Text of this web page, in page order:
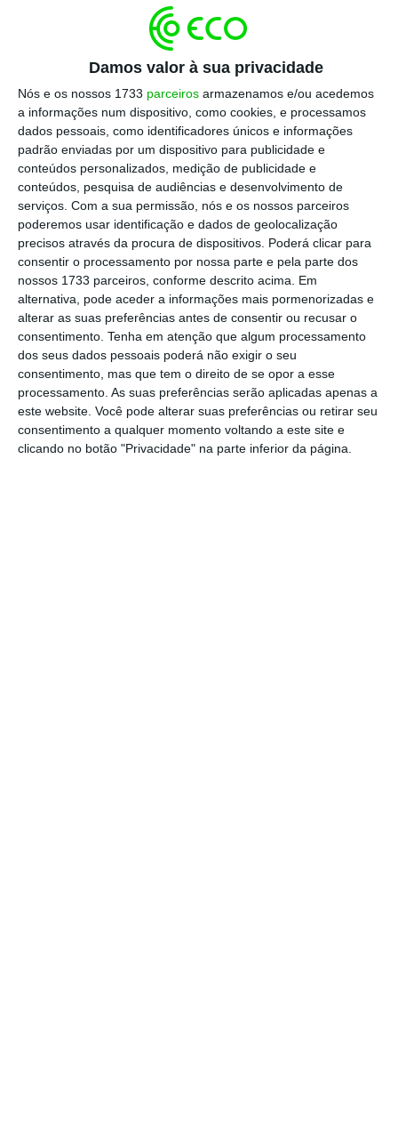
Damos valor à sua privacidade
Nós e os nossos 1733 parceiros armazenamos e/ou acedemos
a informações num dispositivo, como cookies, e processamos
dados pessoais, como identificadores únicos e informações
padrão enviadas por um dispositivo para publicidade e
conteúdos personalizados, medição de publicidade e
conteúdos, pesquisa de audiências e desenvolvimento de
serviços. Com a sua permissão, nós e os nossos parceiros
poderemos usar identificação e dados de geolocalização
precisos através da procura de dispositivos. Poderá clicar para
consentir o processamento por nossa parte e pela parte dos
nossos 1733 parceiros, conforme descrito acima. Em
alternativa, pode aceder a informações mais pormenorizadas e
alterar as suas preferências antes de consentir ou recusar o
consentimento. Tenha em atenção que algum processamento
dos seus dados pessoais poderá não exigir o seu
consentimento, mas que tem o direito de se opor a esse
processamento. As suas preferências serão aplicadas apenas a
este website. Você pode alterar suas preferências ou retirar seu
consentimento a qualquer momento voltando a este site e
clicando no botão "Privacidade" na parte inferior da página.
“Naturalmente, dentro da nossa política
comercial, teremos algumas concessões aos
lojistas e operadores que mais precisam”
disse João Cristina, detalhando que isso inclui
“todos os espaços com uso comercial ou
retalho”. Em território nacional, estão
abrangidos o Almada Fórum e “cerca de dez
lojas de rua” espalhadas pela capital, como
por exemplo no Parque das Nações.
Mas, a haver uma suspensão das rendas, esse
processo será feito após uma análise “caso a
caso”. Isto é, a Merlin vai analisar “quais as
atividades que estão obrigadas a encerrar e
as que podem abrir” se aqui o quiserem. Por
exemplo, no Almada Fórum, lojas como os
supermercados continuam a sua atividade, e
outras como grandes cadeias têxteis